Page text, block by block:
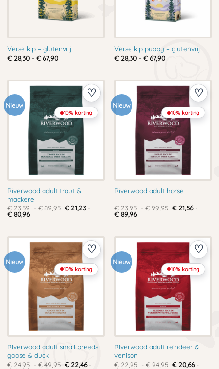
Verse kip – glutenvrij
€28,30 - €67,90Prijsklasse:
Verse kip puppy – glutenvrij
€28,30 - €67,90Prijsklasse:
Nieuw
10% korting
Riverwood adult trout &
mackerel
€23,59 - €89,95 Prijsklasse:
€ 23,59
€21,23 -
€80,96Prijsklasse:
Nieuw
10% korting
Riverwood adult horse
€23,95 - €99,95 Prijsklasse:
€ 23,95
€21,56 -
€89,96Prijsklasse:
Nieuw
10% korting
Riverwood adult small breeds
goose & duck
€24,95 - €49,95 Prijsklasse:
€22,46 -
Nieuw
10% korting
Riverwood adult reindeer &
venison
€22,95 - €94,95 Prijsklasse:
€20,66 -